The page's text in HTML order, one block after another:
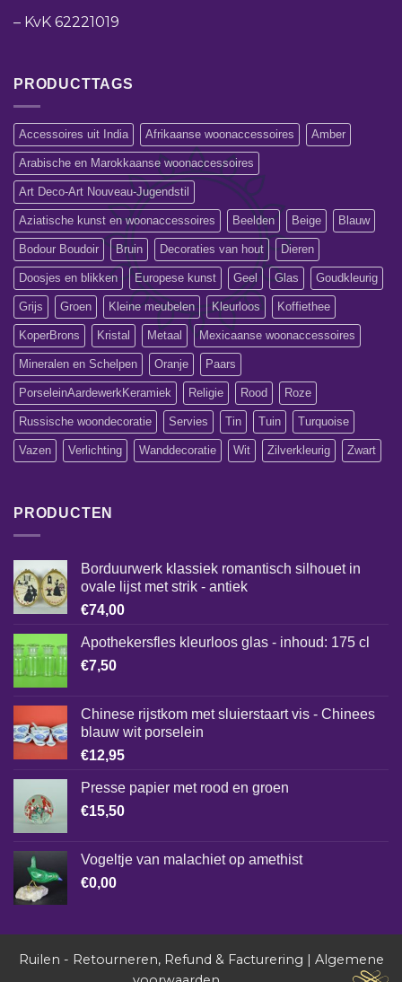
– KvK 62221019
PRODUCTTAGS
Accessoires uit India Afrikaanse woonaccessoires Amber
Arabische en Marokkaanse woonaccessoires
Art Deco-Art Nouveau-Jugendstil
Aziatische kunst en woonaccessoires Beelden Beige Blauw
Bodour Boudoir Bruin Decoraties van hout Dieren
Doosjes en blikken Europese kunst Geel Glas Goudkleurig
Grijs Groen Kleine meubelen Kleurloos Koffiethee
KoperBrons Kristal Metaal Mexicaanse woonaccessoires
Mineralen en Schelpen Oranje Paars
PorseleinAardewerkKeramiek Religie Rood Roze
Russische woondecoratie Servies Tin Tuin Turquoise
Vazen Verlichting Wanddecoratie Wit Zilverkleurig Zwart
PRODUCTEN
Borduurwerk klassiek romantisch silhouet in
ovale lijst met strik - antiek
€74,00
Apothekersfles kleurloos glas - inhoud: 175 cl
€7,50
Chinese rijstkom met sluierstaart vis - Chinees
blauw wit porselein
€12,95
Presse papier met rood en groen
€15,50
Vogeltje van malachiet op amethist
€0,00
Ruilen - Retourneren, Refund & Facturering | Algemene